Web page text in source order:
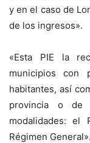
y en el caso de
de los ingresos».
«Esta PIE la
municipios con
habitantes, así
provincia o de
modalidades: el
Régimen General».